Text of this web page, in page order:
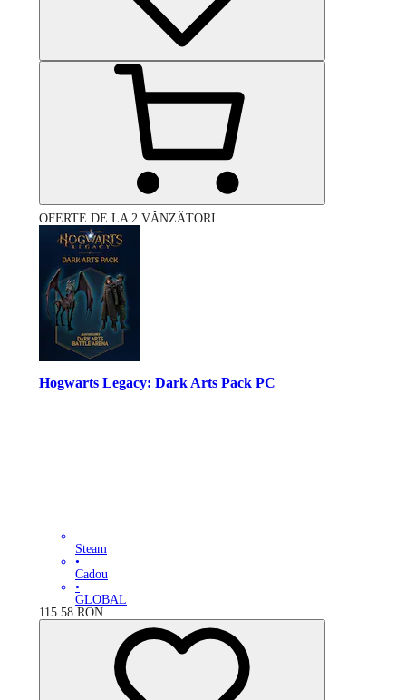
OFERTE DE LA 2 VÂNZĂTORI
Hogwarts Legacy: Dark Arts Pack PC
Steam
•
Cadou
•
GLOBAL
115.58 RON